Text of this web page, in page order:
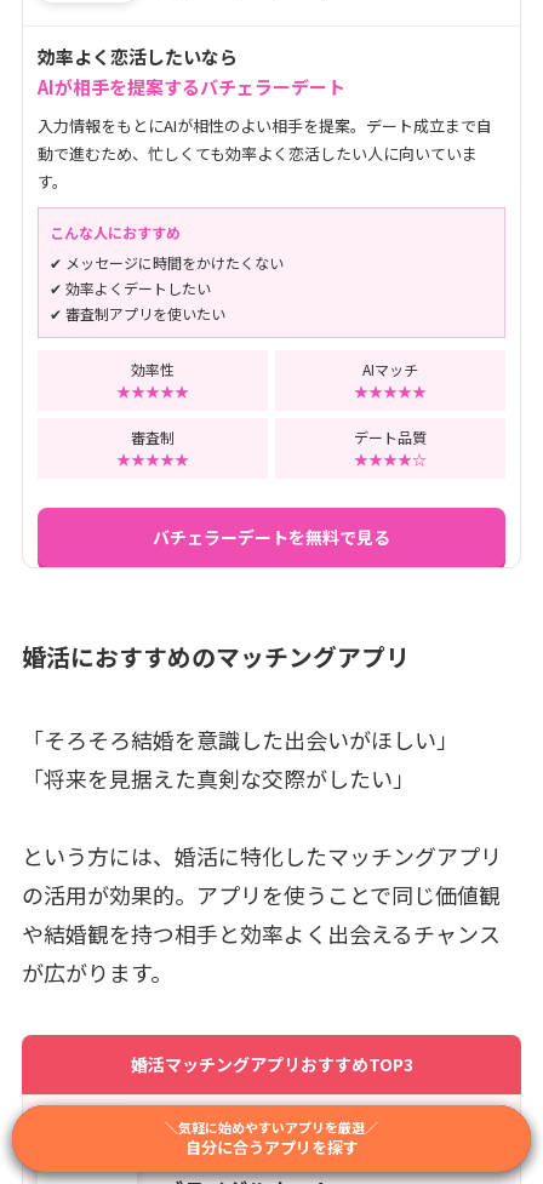
効率よく恋活したいなら
AIが相手を提案するバチェラーデート
入力情報をもとにAIが相性のよい相手を提案。デート成立まで自
動で進むため、忙しくても効率よく恋活したい人に向いていま
す。
こんな人におすすめ
✔ メッセージに時間をかけたくない
✔ 効率よくデートしたい
✔ 審査制アプリを使いたい
効率性
★★★★★
AIマッチ
★★★★★
審査制
★★★★★
デート品質
★★★★☆
バチェラーデートを無料で見る
＼相性重視で選べるアプリを厳選／
自分に合うアプリを探す
婚活におすすめのマッチングアプリ
「そろそろ結婚を意識した出会いがほしい」
「将来を見据えた真剣な交際がしたい」
という方には、婚活に特化したマッチングアプリ
の活用が効果的。アプリを使うことで同じ価値観
や結婚観を持つ相手と効率よく出会えるチャンス
が広がります。
婚活マッチングアプリおすすめTOP3
👑 1位
＼結婚前提で出会いやすいアプリを厳選／
自分に合うアプリを探す
＼気軽に始めやすいアプリを厳選／
自分に合うアプリを探す